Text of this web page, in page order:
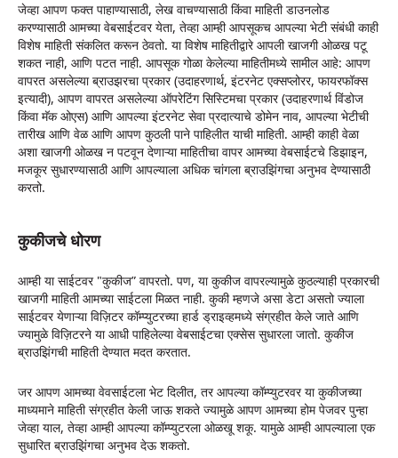
जेव्हा आपण फक्त पाहाण्यासाठी, लेख वाचण्यासाठी किंवा माहिती डाउनलोड
करण्यासाठी आमच्या वेबसाईटवर येता, तेव्हा आम्ही आपसूकच आपल्या भेटी संबंधी काही
विशेष माहिती संकलित करून ठेवतो. या विशेष माहितीद्वारे आपली खाजगी ओळख पटू
शकत नाही, आणि पटत नाही. आपसूक गोळा केलेल्या माहितीमध्ये सामील आहे: आपण
वापरत असलेल्या ब्राउझरचा प्रकार (उदाहरणार्थ, इंटरनेट एक्सप्लोरर, फायरफॉक्स
इत्यादी), आपण वापरत असलेल्या ऑपरेटिंग सिस्टिमचा प्रकार (उदाहरणार्थ विंडोज
किंवा मॅक ओएस) आणि आपल्या इंटरनेट सेवा प्रदात्याचे डोमेन नाव, आपल्या भेटीची
तारीख आणि वेळ आणि आपण कुठली पाने पाहिलीत याची माहिती. आम्ही काही वेळा
अशा खाजगी ओळख न पटवून देणाऱ्या माहितीचा वापर आमच्या वेबसाईटचे डिझाइन,
मजकूर सुधारण्यासाठी आणि आपल्याला अधिक चांगला ब्राउझिंगचा अनुभव देण्यासाठी
करतो.
कुकीजचे धोरण
आम्ही या साईटवर "कुकीज” वापरतो. पण, या कुकीज वापरल्यामुळे कुठल्याही प्रकारची
खाजगी माहिती आमच्या साईटला मिळत नाही. कुकी म्हणजे असा डेटा असतो ज्याला
साईटवर येणाऱ्या विज़िटर कॉम्प्युटरच्या हार्ड ड्राइव्हमध्ये संग्रहीत केले जाते आणि
ज्यामुळे विज़िटरने या आधी पाहिलेल्या वेबसाईटचा एक्सेस सुधारला जातो. कुकीज
ब्राउझिंगची माहिती देण्यात मदत करतात.
जर आपण आमच्या वेवसाईटला भेट दिलीत, तर आपल्या कॉम्प्युटरवर या कुकीजच्या
माध्यमाने माहिती संग्रहीत केली जाऊ शकते ज्यामुळे आपण आमच्या होम पेजवर पुन्हा
जेव्हा याल, तेव्हा आम्ही आपल्या कॉम्प्युटरला ओळखू शकू. यामुळे आम्ही आपल्याला एक
सुधारित ब्राउझिंगचा अनुभव देऊ शकतो.